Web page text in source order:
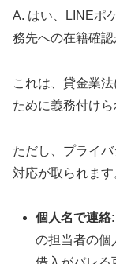
A. はい、LINEポ
務先への在籍確認
これは、貸金業
ために義務付けら
ただし、プライ
対応が取られます
個人名で連絡
の担当者の個